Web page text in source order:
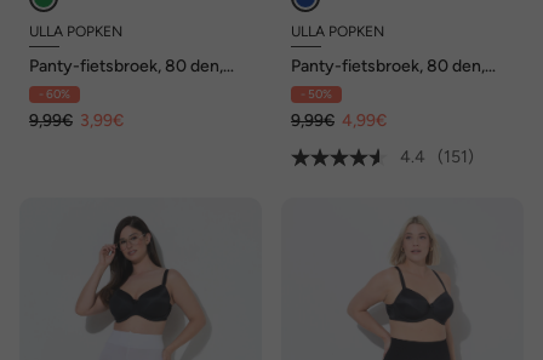
ULLA POPKEN
Panty-fietsbroek, 80 den,
dijbeenbescherming,
knielang
- 60%
9,99€ 3,99€
ULLA POPKEN
Panty-fietsbroek, 80 den,
dijbeenbescherming,
knielang
- 50%
9,99€ 4,99€
4.4
(151)